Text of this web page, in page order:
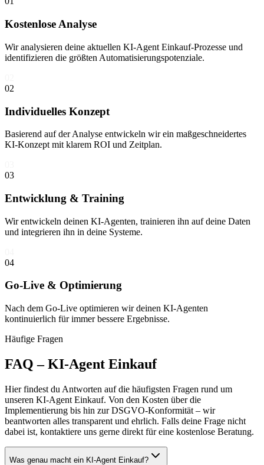
Kostenlose Analyse
Wir analysieren deine aktuellen KI-Agent Einkauf-Prozesse und
identifizieren die größten Automatisierungspotenziale.
02
Individuelles Konzept
Basierend auf der Analyse entwickeln wir ein maßgeschneidertes
KI-Konzept mit klarem ROI und Zeitplan.
03
Entwicklung & Training
Wir entwickeln deinen KI-Agenten, trainieren ihn auf deine Daten
und integrieren ihn in deine Systeme.
04
Go-Live & Optimierung
Nach dem Go-Live optimieren wir deinen KI-Agenten
kontinuierlich für immer bessere Ergebnisse.
Häufige Fragen
FAQ –KI-Agent Einkauf
Hier findest du Antworten auf die häufigsten Fragen rund um
unseren KI-Agent Einkauf. Von den Kosten über die
Implementierung bis hin zur DSGVO-Konformität – wir
beantworten alles transparent und ehrlich. Falls deine Frage nicht
dabei ist, kontaktiere uns gerne direkt für eine kostenlose Beratung.
Was genau macht ein KI-Agent Einkauf?